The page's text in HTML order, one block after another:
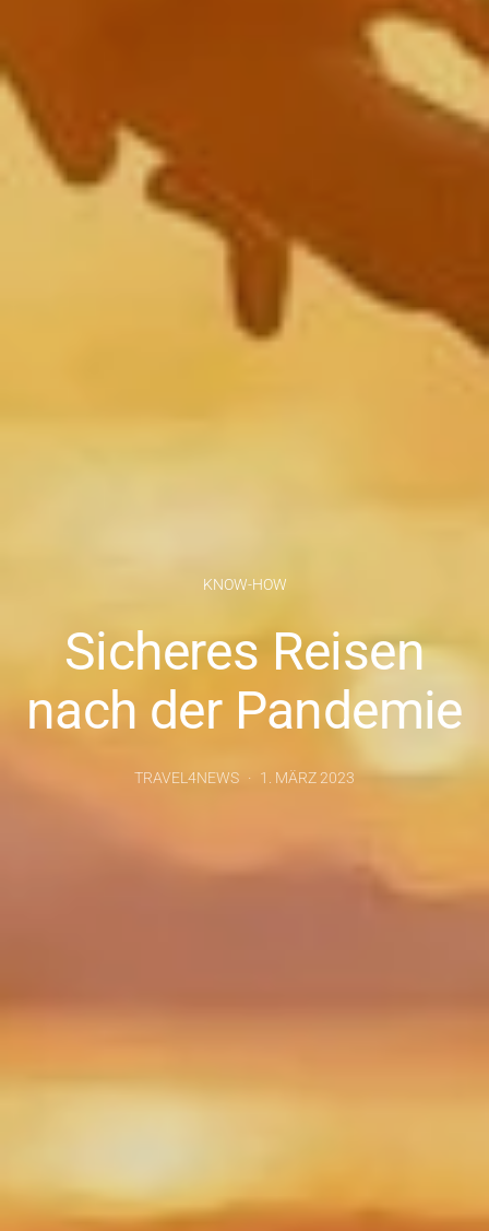
KNOW-HOW
Sicheres Reisen
nach der Pandemie
TRAVEL4NEWS 1. MÄRZ 2023